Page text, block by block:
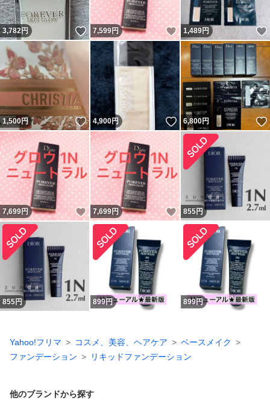
3,782円 いいね！
7,599円 いいね！
1,489円
1,500円 いいね！
4,900円 いいね！
6,800円
7,699円 いいね！
7,699円 いいね！
855円
855円 899円 899円
Yahoo!フリマ コスメ、美容、ヘアケア
ベースメイク
ファンデーション
リキッドファンデーション
他のブランドから探す